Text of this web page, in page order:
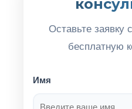
Оставьте заявку
бесплатную
Имя